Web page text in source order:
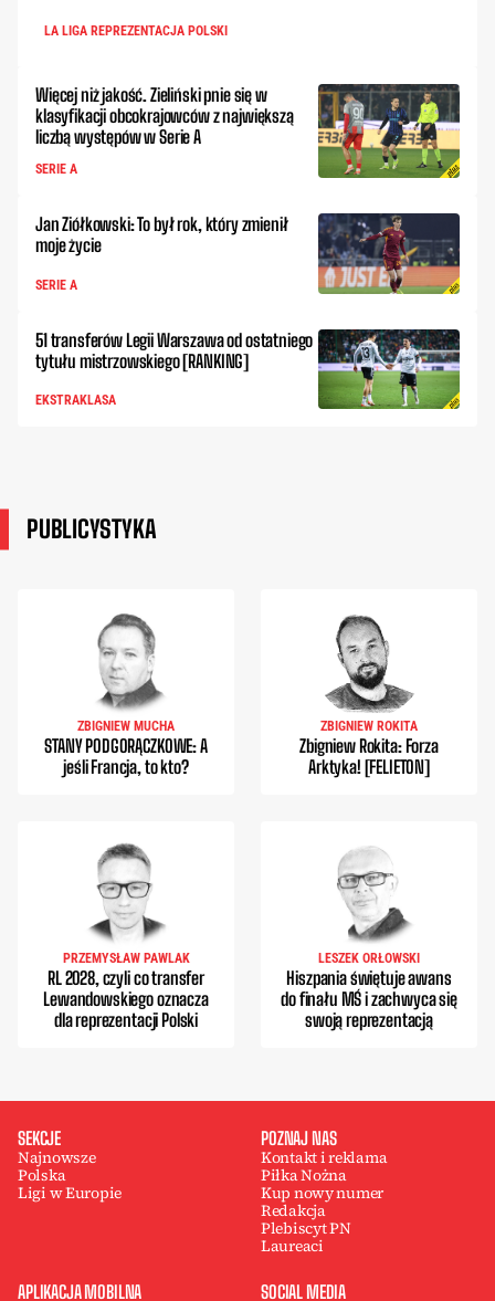
LA LIGA REPREZENTACJA POLSKI
Więcej niż jakość. Zieliński pnie się w
klasyfikacji obcokrajowców z największą
liczbą występów w Serie A
SERIE A
Jan Ziółkowski: To był rok, który zmienił
moje życie
SERIE A
51 transferów Legii Warszawa od ostatniego
tytułu mistrzowskiego [RANKING]
EKSTRAKLASA
PUBLICYSTYKA
ZBIGNIEW MUCHA
STANY PODGORĄCZKOWE: A
jeśli Francja, to kto?
ZBIGNIEW ROKITA
Zbigniew Rokita: Forza
Arktyka! [FELIETON]
PRZEMYSŁAW PAWLAK
RL 2028, czyli co transfer
Lewandowskiego oznacza
dla reprezentacji Polski
LESZEK ORŁOWSKI
Hiszpania świętuje awans
do finału MŚ i zachwyca się
swoją reprezentacją
SEKCJE
Najnowsze
Polska
Ligi w Europie
POZNAJ NAS
Kontakt i reklama
Piłka Nożna
Kup nowy numer
Redakcja
Plebiscyt PN
Laureaci
APLIKACJA MOBILNA SOCIAL MEDIA